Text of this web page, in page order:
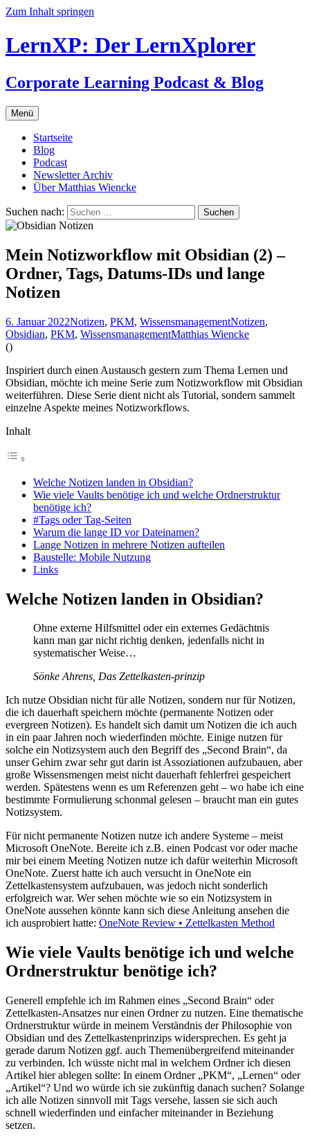
Zum Inhalt springen
LernXP: Der LernXplorer
Corporate Learning Podcast & Blog
Menü
Startseite
Blog
Podcast
Newsletter Archiv
Über Matthias Wiencke
Suchen nach:
Mein Notizworkflow mit Obsidian (2) –
Ordner, Tags, Datums-IDs und lange
Notizen
6. Januar 2022Notizen, PKM, WissensmanagementNotizen,
Obsidian, PKM, WissensmanagementMatthias Wiencke
()
Inspiriert durch einen Austausch gestern zum Thema Lernen und
Obsidian, möchte ich meine Serie zum Notizworkflow mit Obsidian
weiterführen. Diese Serie dient nicht als Tutorial, sondern sammelt
einzelne Aspekte meines Notizworkflows.
Inhalt
Welche Notizen landen in Obsidian?
Wie viele Vaults benötige ich und welche Ordnerstruktur
benötige ich?
#Tags oder Tag-Seiten
Warum die lange ID vor Dateinamen?
Lange Notizen in mehrere Notizen aufteilen
Baustelle: Mobile Nutzung
Links
Welche Notizen landen in Obsidian?
Ohne externe Hilfsmittel oder ein externes Gedächtnis
kann man gar nicht richtig denken, jedenfalls nicht in
systematischer Weise…
Sönke Ahrens, Das Zettelkasten-prinzip
Ich nutze Obsidian nicht für alle Notizen, sondern nur für Notizen,
die ich dauerhaft speichern möchte (permanente Notizen oder
evergreen Notizen). Es handelt sich damit um Notizen die ich auch
in ein paar Jahren noch wiederfinden möchte. Einige nutzen für
solche ein Notizsystem auch den Begriff des „Second Brain“, da
unser Gehirn zwar sehr gut darin ist Assoziationen aufzubauen, aber
große Wissensmengen meist nicht dauerhaft fehlerfrei gespeichert
werden. Spätestens wenn es um Referenzen geht – wo habe ich eine
bestimmte Formulierung schonmal gelesen – braucht man ein gutes
Notizsystem.
Für nicht permanente Notizen nutze ich andere Systeme – meist
Microsoft OneNote. Bereite ich z.B. einen Podcast vor oder mache
mir bei einem Meeting Notizen nutze ich dafür weiterhin Microsoft
OneNote. Zuerst hatte ich auch versucht in OneNote ein
Zettelkastensystem aufzubauen, was jedoch nicht sonderlich
erfolgreich war. Wer sehen möchte wie so ein Notizsystem in
OneNote aussehen könnte kann sich diese Anleitung ansehen die
ich ausprobiert hatte: OneNote Review • Zettelkasten Method
Wie viele Vaults benötige ich und welche
Ordnerstruktur benötige ich?
Generell empfehle ich im Rahmen eines „Second Brain“ oder
Zettelkasten-Ansatzes nur einen Ordner zu nutzen. Eine thematische
Ordnerstruktur würde in meinem Verständnis der Philosophie von
Obsidian und des Zettelkastenprinzips widersprechen. Es geht ja
gerade darum Notizen ggf. auch Themenübergreifend miteinander
zu verbinden. Ich wüsste nicht mal in welchem Ordner ich diesen
Artikel hier ablegen sollte: In einem Ordner „PKM“, „Lernen“ oder
„Artikel“? Und wo würde ich sie zukünftig danach suchen? Solange
ich alle Notizen sinnvoll mit Tags versehe, lassen sie sich auch
schnell wiederfinden und einfacher miteinander in Beziehung
setzen.